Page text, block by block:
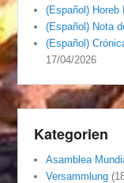
(Español) Horeb
(Español) Nota
(Español)
17/04/2026
Kategorien
Asamblea
Versammlung